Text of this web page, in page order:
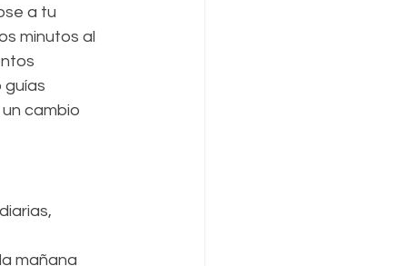
a tu
minutos al
guías
cambio
mañana